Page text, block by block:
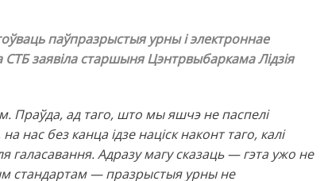
паўпразрыстыя урны і электроннае
заявіла старшыня Цэнтрвыбаркама Лідзія
Праўда, ад таго, што мы яшчэ не паспелі
без канца ідзе націск наконт таго, калі
Адразу магу сказаць — гэта ужо не
стандартам — празрыстыя урны не